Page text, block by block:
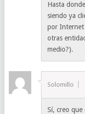
Hasta
siendo ya
por Internet
otras
medio?).
Solomillo
Sí, creo que